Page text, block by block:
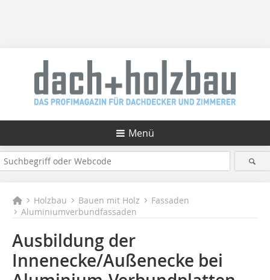
Menü
Holzbau Bauen mit Holz
Fassaden
Aluminiumverbundfassaden
Ausbildung der
Innenecke/Außenecke bei